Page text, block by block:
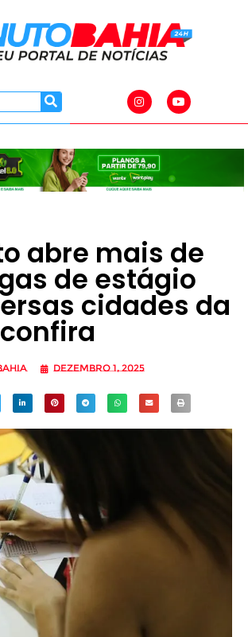
abre mais de
de estágio
cidades da
dezembro 1, 2025